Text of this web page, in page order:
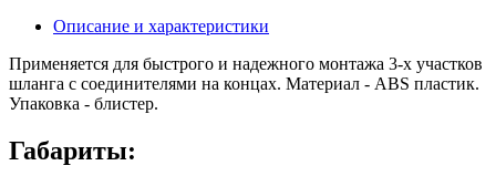
Описание и характеристики
Применяется для быстрого и надежного монтажа 3-х участков
шланга с соединителями на концах. Материал - ABS пластик.
Упаковка - блистер.
Габариты: